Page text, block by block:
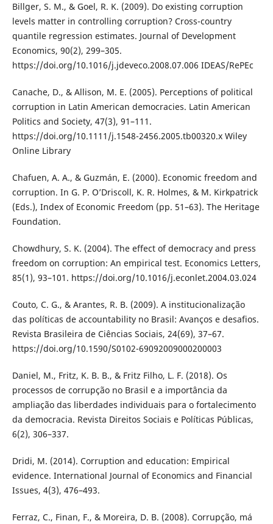
Billger, S. M., & Goel, R. K. (2009). Do existing corruption
levels matter in controlling corruption? Cross-country
quantile regression estimates. Journal of Development
Economics, 90(2), 299–305.
https://doi.org/10.1016/j.jdeveco.2008.07.006 IDEAS/RePEc
Canache, D., & Allison, M. E. (2005). Perceptions of political
corruption in Latin American democracies. Latin American
Politics and Society, 47(3), 91–111.
https://doi.org/10.1111/j.1548-2456.2005.tb00320.x Wiley
Online Library
Chafuen, A. A., & Guzmán, E. (2000). Economic freedom and
corruption. In G. P. O’Driscoll, K. R. Holmes, & M. Kirkpatrick
(Eds.), Index of Economic Freedom (pp. 51–63). The Heritage
Foundation.
Chowdhury, S. K. (2004). The effect of democracy and press
freedom on corruption: An empirical test. Economics Letters,
85(1), 93–101. https://doi.org/10.1016/j.econlet.2004.03.024
Couto, C. G., & Arantes, R. B. (2009). A institucionalização
das políticas de accountability no Brasil: Avanços e desafios.
Revista Brasileira de Ciências Sociais, 24(69), 37–67.
https://doi.org/10.1590/S0102-69092009000200003
Daniel, M., Fritz, K. B. B., & Fritz Filho, L. F. (2018). Os
processos de corrupção no Brasil e a importância da
ampliação das liberdades individuais para o fortalecimento
da democracia. Revista Direitos Sociais e Políticas Públicas,
6(2), 306–337.
Dridi, M. (2014). Corruption and education: Empirical
evidence. International Journal of Economics and Financial
Issues, 4(3), 476–493.
Ferraz, C., Finan, F., & Moreira, D. B. (2008). Corrupção, má